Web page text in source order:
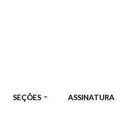
SEÇÕES ASSINATURA